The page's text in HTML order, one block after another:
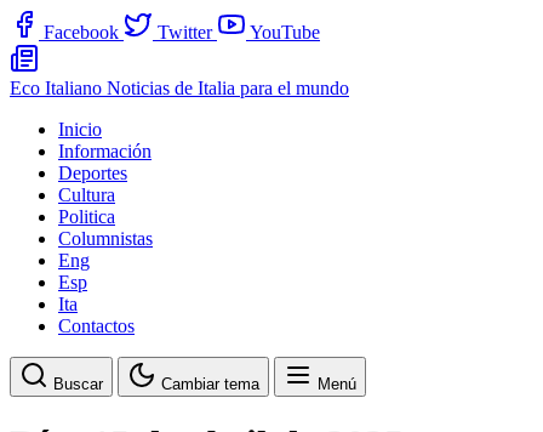
Facebook Twitter YouTube
Eco Italiano Noticias de Italia para el mundo
Inicio
Información
Deportes
Cultura
Politica
Columnistas
Eng
Esp
Ita
Contactos
Buscar Cambiar tema Menú